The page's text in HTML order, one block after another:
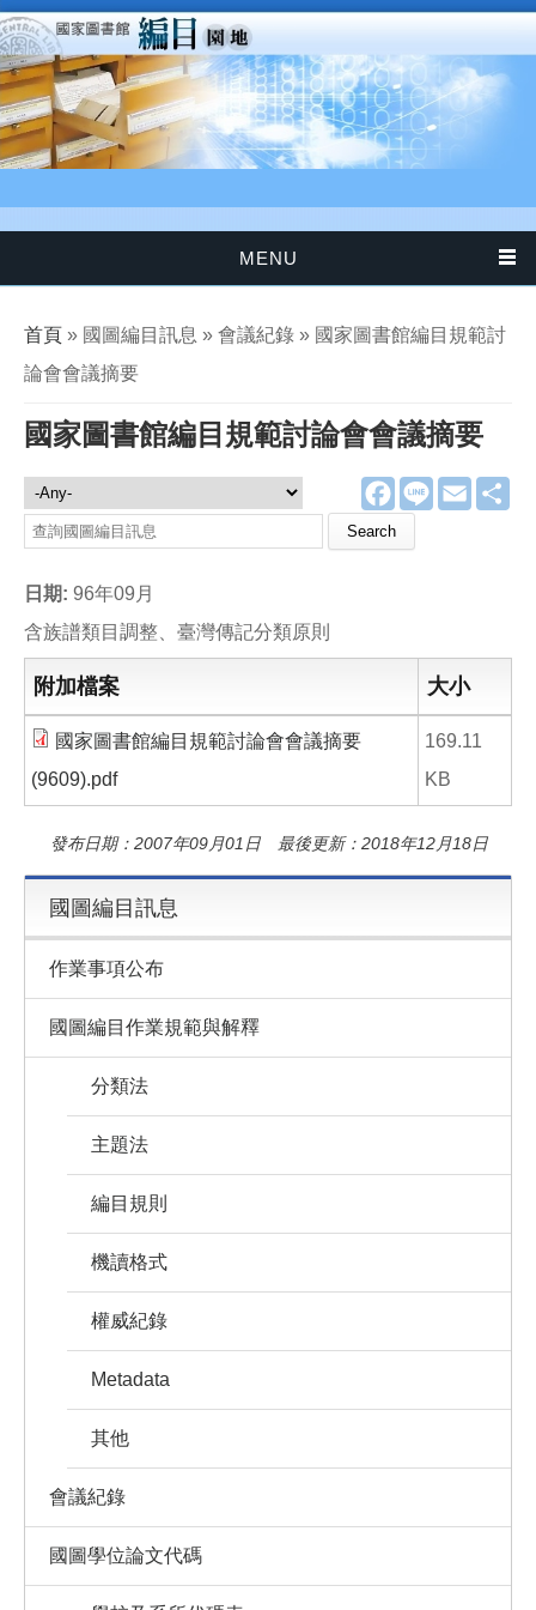
移至主內容
MENU
您在這裡
首頁 » 國圖編目訊息 » 會議紀錄 » 國家圖書館編目規範討
論會會議摘要
國家圖書館編目規範討論會會議摘要
F
a
e
L
E
m
國圖編目訊息
Search this site
日期: 96年09月
含族譜類目調整、臺灣傳記分類原則
附加檔案 大小
國家圖書館編目規範討論會會議摘要
(9609).pdf
169.11
KB
發布日期：2007年09月01日 最後更新：2018年12月18日
國圖編目訊息
作業事項公布
國圖編目作業規範與解釋
分類法
主題法
編目規則
機讀格式
權威紀錄
Metadata
其他
會議紀錄
國圖學位論文代碼